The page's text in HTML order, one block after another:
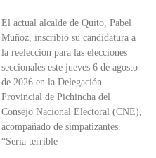
El actual alcalde de Quito, Pabel
Muñoz, inscribió su candidatura a
la reelección para las elecciones
seccionales este jueves 6 de agosto
de 2026 en la Delegación
Provincial de Pichincha del
Consejo Nacional Electoral (CNE),
acompañado de simpatizantes.
“Sería terrible